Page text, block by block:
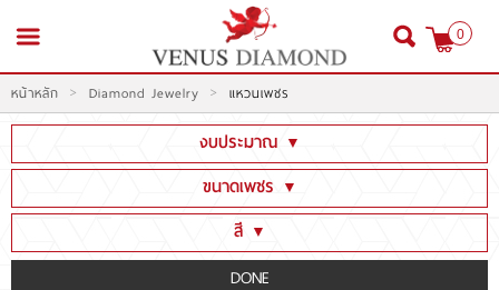
เข้าสู่ระบบ สมัครสมาชิก
หน้าหลัก
0
หน้าหลัก > Diamond Jewelry > แหวนเพชร
งบประมาณ ▼
100,001 - 300,000
300,001 - 600,000
ขนาดเพชร ▼
1CT - 1.99CT
สี ▼